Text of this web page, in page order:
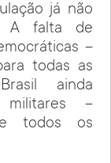
já não
A falta de
–
todas as
ainda
militares –
todos os